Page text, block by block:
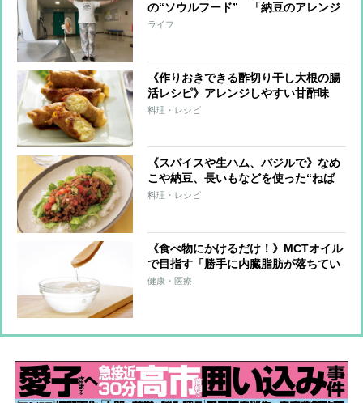
の“ソウルフード” 「納豆のアレンジ
料理」は否定派だったけれど、チーズ
ライフ
《作りおきできる酢切り干し大根の腸
活レシピ》アレンジしやすい甘酢味
「バインミー」や「さっぱり炒め」
料理・レシピ
《スパイスや生ハム、バジルで》なめ
こや納豆、長いもなどを使った“ねば
ねば丼”の洋風アレンジレシピ8つ
料理・レシピ
《食べ物にかけるだけ！》MCTオイル
で目指す「勝手に内臓脂肪が落ちてい
く体」 2か月で6kgやせた医師が解説
健康・医療